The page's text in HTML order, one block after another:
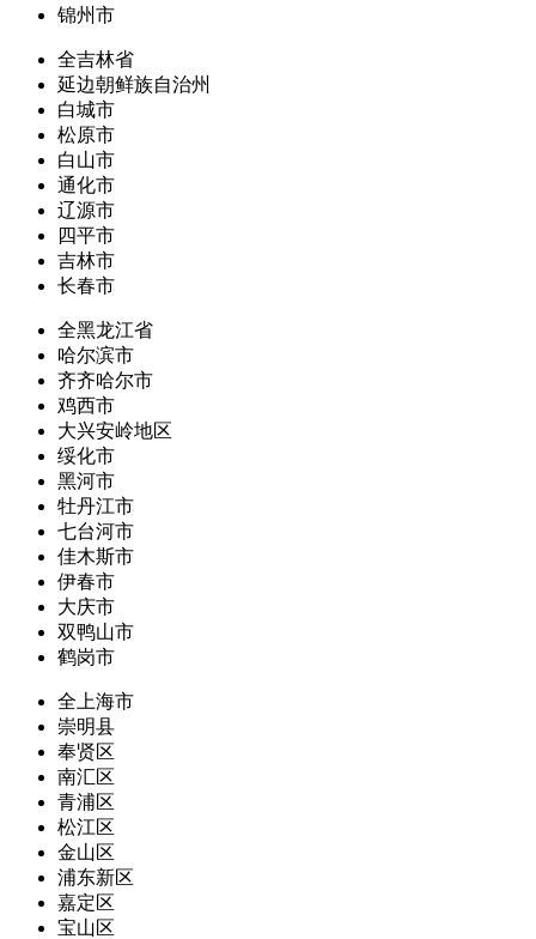
锦州市
全吉林省
延边朝鲜族自治州
白城市
松原市
白山市
通化市
辽源市
四平市
吉林市
长春市
全黑龙江省
哈尔滨市
齐齐哈尔市
鸡西市
大兴安岭地区
绥化市
黑河市
牡丹江市
七台河市
佳木斯市
伊春市
大庆市
双鸭山市
鹤岗市
全上海市
崇明县
奉贤区
南汇区
青浦区
松江区
金山区
浦东新区
嘉定区
宝山区